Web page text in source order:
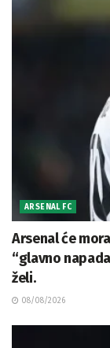
ARSENAL FC
Arsenal će
“glavno
želi.
08/08/2026